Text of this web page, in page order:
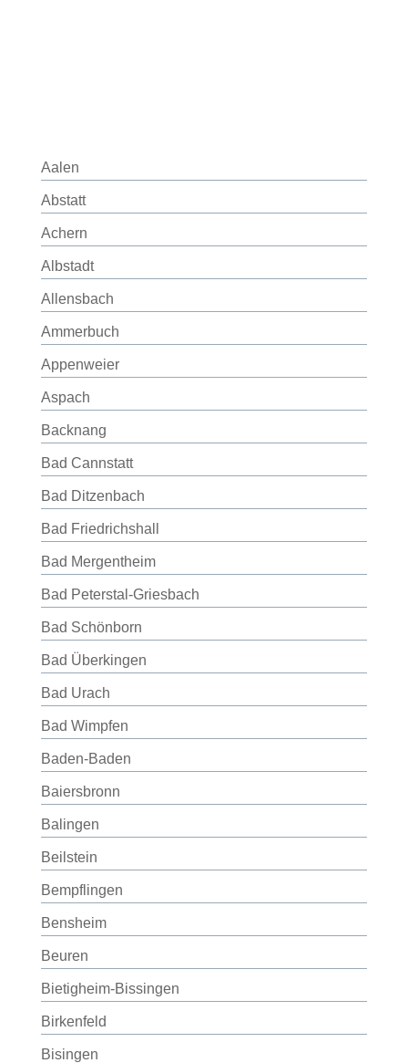
Aalen
Abstatt
Achern
Albstadt
Allensbach
Ammerbuch
Appenweier
Aspach
Backnang
Bad Cannstatt
Bad Ditzenbach
Bad Friedrichshall
Bad Mergentheim
Bad Peterstal-Griesbach
Bad Schönborn
Bad Überkingen
Bad Urach
Bad Wimpfen
Baden-Baden
Baiersbronn
Balingen
Beilstein
Bempflingen
Bensheim
Beuren
Bietigheim-Bissingen
Birkenfeld
Bisingen